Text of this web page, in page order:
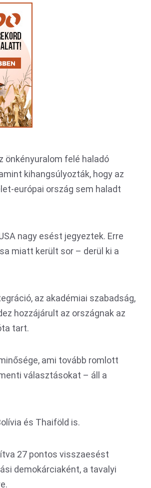
önkényuralom felé haladó
kihangsúlyozták, hogy az
európai ország sem haladt
nagy esést jegyeztek. Erre
miatt került sor – derül ki a
az akadémiai szabadság,
hozzájárult az országnak az
tart.
ami tovább romlott
választásokat – áll a
és Thaiföld is.
27 pontos visszaesést
demokárciaként, a tavalyi